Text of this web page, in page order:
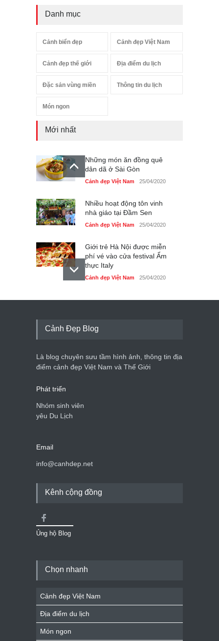
Danh mục
Cảnh biển đẹp Cảnh đẹp Việt Nam
Cảnh đẹp thế giới Địa điểm du lịch
Đặc sản vùng miền Thông tin du lịch
Món ngon
Mới nhất
Những món ăn đồng quê
dân dã ở Sài Gòn
Cảnh đẹp Việt Nam 25/04/2020
Nhiều hoạt động tôn vinh
nhà giáo tại Đầm Sen
Cảnh đẹp Việt Nam 25/04/2020
Giới trẻ Hà Nội được miễn
phí vé vào cửa festival Ẩm
thực Italy
Cảnh đẹp Việt Nam 25/04/2020
Tam giác mạch khoe sắc
du lịch quốc gia
Cảnh đẹp Việt Nam 24/04/2020
Cảnh Đẹp Blog
Là blog chuyên sưu tầm hình ảnh, thông tin địa
điểm cảnh đẹp Việt Nam và Thế Giới
Phát triển
Nhóm sinh viên
yêu Du Lịch
Email
info@canhdep.net
Kênh cộng đồng
Ủng hộ Blog
Chọn nhanh
Cảnh đẹp Việt Nam
Địa điểm du lịch
Món ngon